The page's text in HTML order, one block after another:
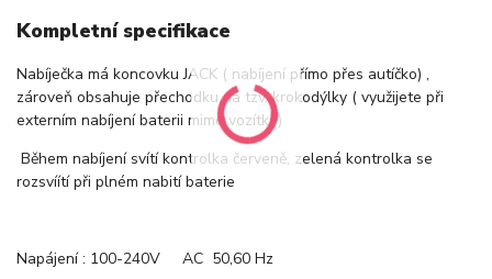
Kompletní specifikace
Nabíječka má koncovku JACK ( nabíjení přímo přes autíčko) ,
zároveň obsahuje přechodku na tzv. krokodýlky ( využijete při
externím nabíjení baterii mimo vozítko)
Během nabíjení svítí kontrolka červeně, zelená kontrolka se
rozsvíítí při plném nabití baterie
Napájení : 100-240V AC 50,60 Hz